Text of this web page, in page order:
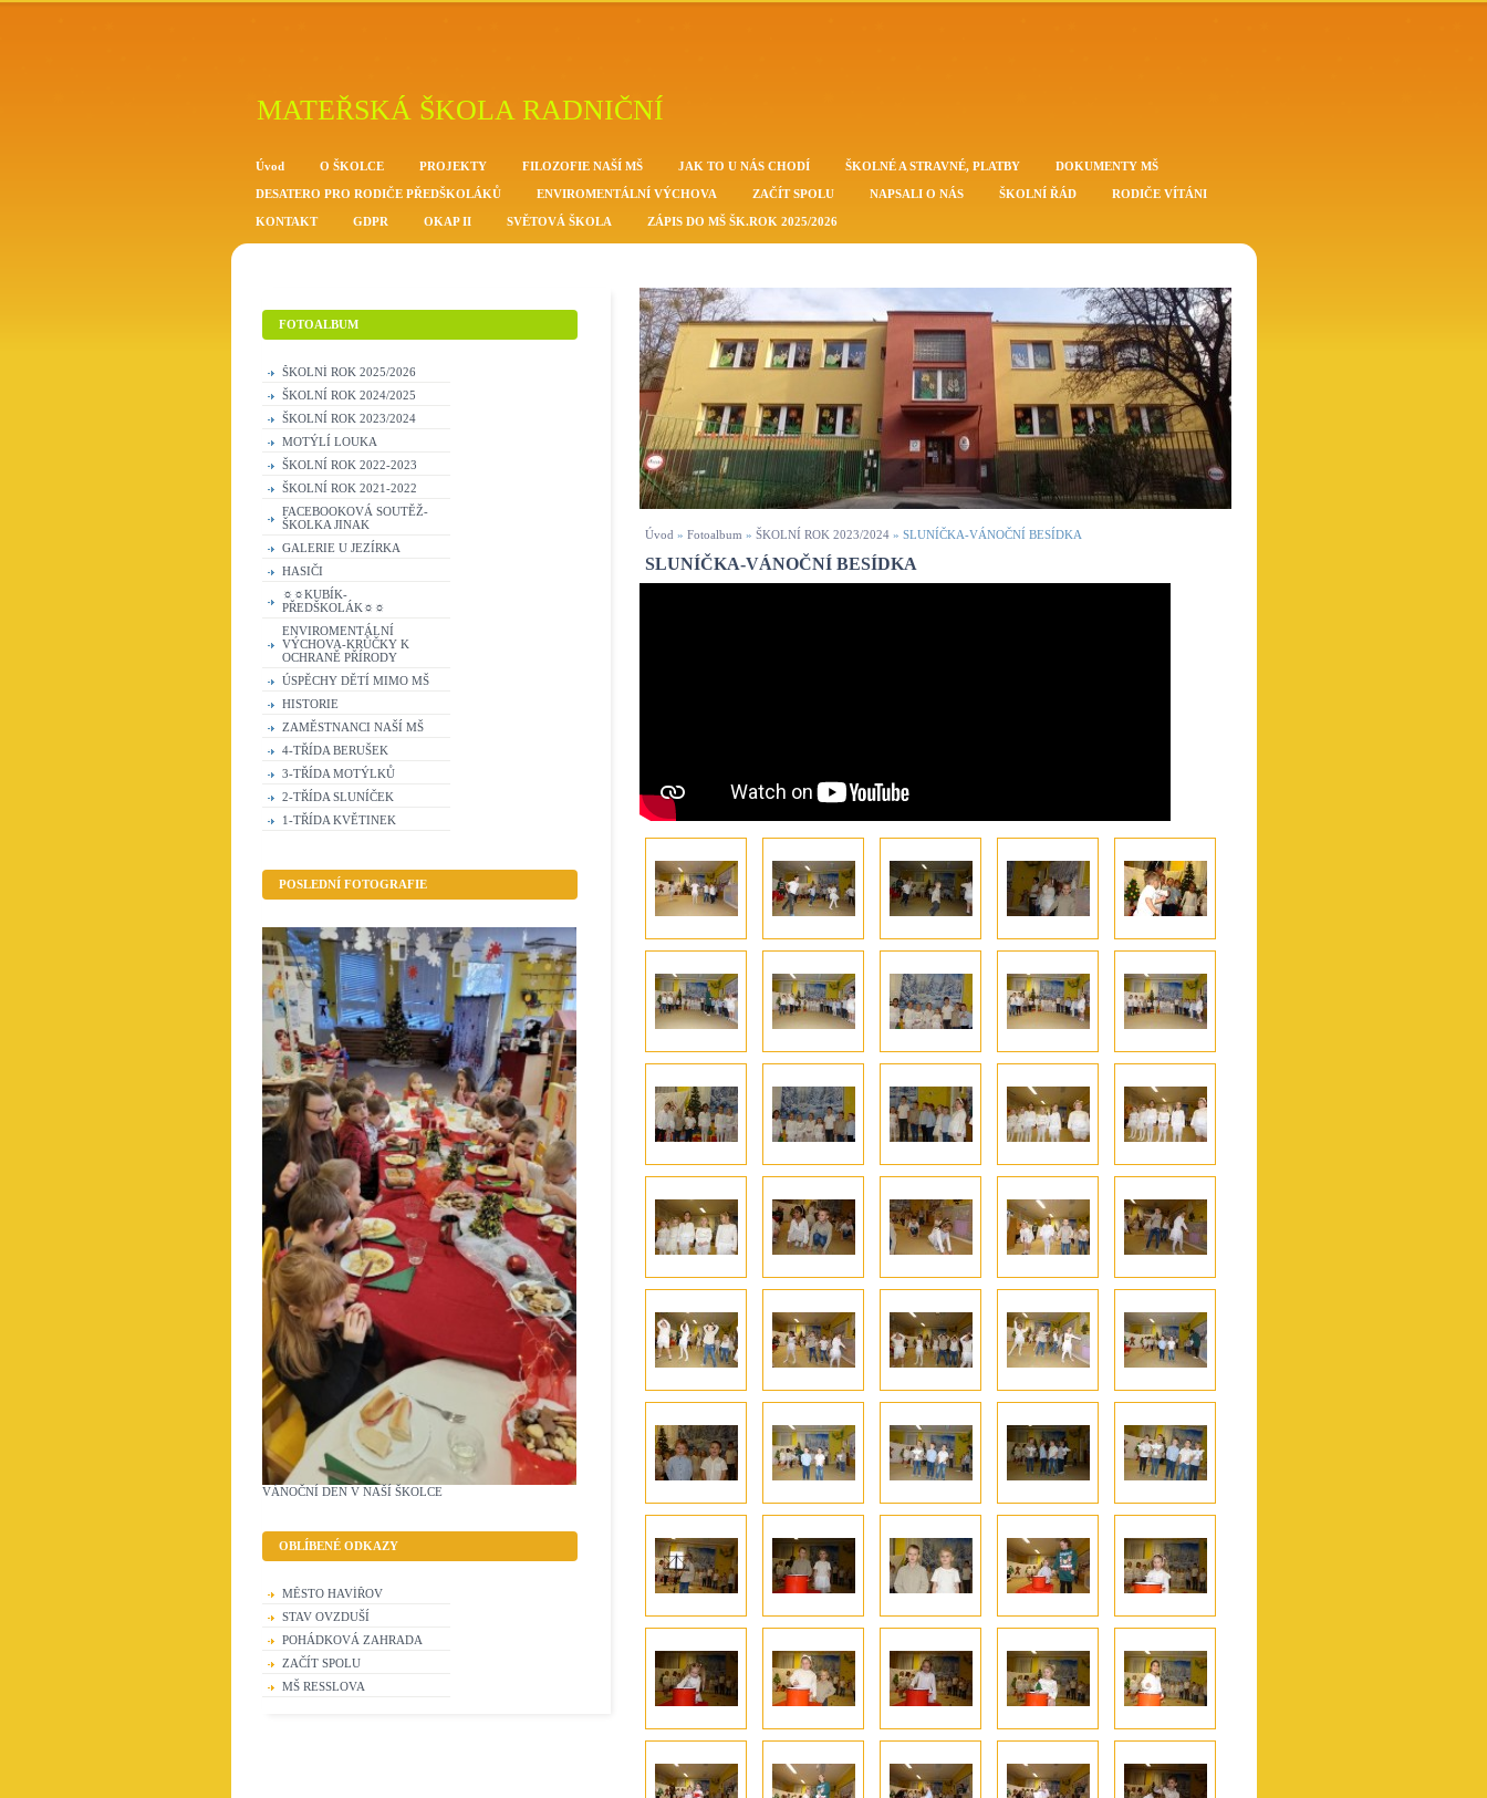
MATEŘSKÁ ŠKOLA RADNIČNÍ
Úvod » Fotoalbum » ŠKOLNÍ ROK 2023/2024 » SLUNÍČKA-VÁNOČNÍ BESÍDKA
SLUNÍČKA-VÁNOČNÍ BESÍDKA
Úvod O ŠKOLCE PROJEKTY FILOZOFIE NAŠÍ MŠ JAK TO U NÁS CHODÍ ŠKOLNÉ A STRAVNÉ, PLATBY DOKUMENTY MŠ
DESATERO PRO RODIČE PŘEDŠKOLÁKŮ ENVIROMENTÁLNÍ VÝCHOVA ZAČÍT SPOLU NAPSALI O NÁS ŠKOLNÍ ŘÁD RODIČE VÍTÁNI
KONTAKT GDPR OKAP II SVĚTOVÁ ŠKOLA ZÁPIS DO MŠ ŠK.ROK 2025/2026
FOTOALBUM
ŠKOLNÍ ROK 2025/2026
ŠKOLNÍ ROK 2024/2025
ŠKOLNÍ ROK 2023/2024
MOTÝLÍ LOUKA
ŠKOLNÍ ROK 2022-2023
ŠKOLNÍ ROK 2021-2022
FACEBOOKOVÁ SOUTĚŽ-
ŠKOLKA JINAK
GALERIE U JEZÍRKA
HASIČI
☼☼KUBÍK-
PŘEDŠKOLÁK☼☼
ENVIROMENTÁLNÍ
VÝCHOVA-KRŮČKY K
OCHRANĚ PŘÍRODY
ÚSPĚCHY DĚTÍ MIMO MŠ
HISTORIE
ZAMĚSTNANCI NAŠÍ MŠ
4-TŘÍDA BERUŠEK
3-TŘÍDA MOTÝLKŮ
2-TŘÍDA SLUNÍČEK
1-TŘÍDA KVĚTINEK
POSLEDNÍ FOTOGRAFIE
VÁNOČNÍ DEN V NAŠÍ ŠKOLCE
OBLÍBENÉ ODKAZY
MĚSTO HAVÍŘOV
STAV OVZDUŠÍ
POHÁDKOVÁ ZAHRADA
ZAČÍT SPOLU
MŠ RESSLOVA